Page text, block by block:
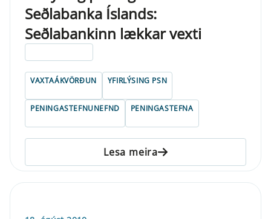
Seðlabanka Íslands:
Seðlabankinn lækkar vexti
VAXTAÁKVÖRÐUN YFIRLÝSING PSN
PENINGASTEFNUNEFND PENINGASTEFNA
Lesa meira